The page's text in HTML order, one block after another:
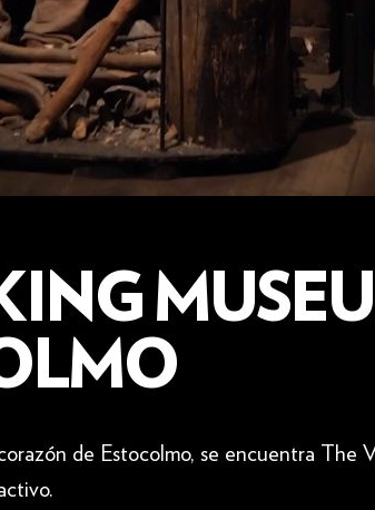
de Estocolmo, se encuentra The